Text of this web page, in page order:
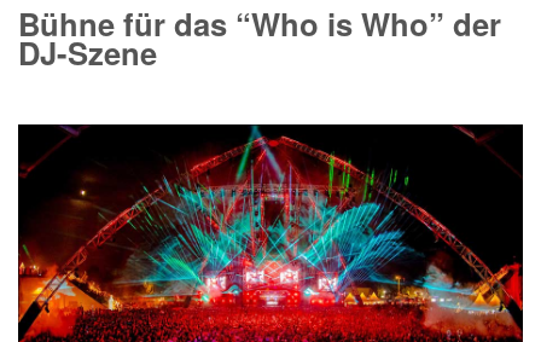
Bühne für das “Who is Who” der
DJ-Szene